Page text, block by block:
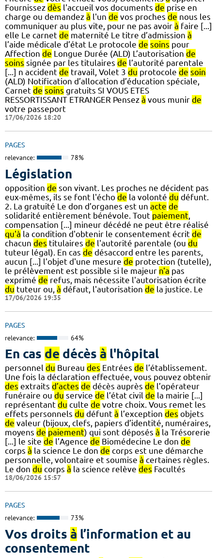
Fournissez dès l'accueil vos documents de prise en
charge ou demandez à l'un de vos proches de nous les
communiquer au plus vite, pour ne pas avoir à faire [...]
elle Le carnet de maternité Le titre d’admission à
l’aide médicale d’état Le protocole de soins pour
Affection de Longue Durée (ALD) L’autorisation de
soins signée par les titulaires de l’autorité parentale
[...] n accident de travail, Volet 3 du protocole de soin
(ALD) Notification d’allocation d’éducation spéciale,
Carnet de soins gratuits SI VOUS ETES
RESSORTISSANT ETRANGER Pensez à vous munir de
votre passeport
17/06/2026 18:20
PAGES
relevance: 78%
Législation
opposition de son vivant. Les proches ne décident pas
eux-mêmes, ils se font l'écho de la volonté du défunt.
2. La gratuité Le don d’organes est un acte de
solidarité entièrement bénévole. Tout paiement,
compensation [...] mineur décédé ne peut être réalisé
qu'à la condition d'obtenir le consentement écrit de
chacun des titulaires de l'autorité parentale (ou du
tuteur légal). En cas de désaccord entre les parents,
aucun [...] l'objet d'une mesure de protection (tutelle),
le prélèvement est possible si le majeur n'a pas
exprimé de refus, mais nécessite l'autorisation écrite
du tuteur ou, à défaut, l'autorisation de la justice. Le
17/06/2026 19:35
PAGES
relevance: 64%
En cas de décès à l'hôpital
personnel du Bureau des Entrées de l’établissement.
Une fois la déclaration effectuée, vous pouvez obtenir
des extraits d’actes de décès auprès de l’opérateur
funéraire ou du service de l’état civil de la mairie [...]
représentant du culte de votre choix. Vous remet les
effets personnels du défunt à l’exception des objets
de valeur (bijoux, clefs, papiers d’identité, numéraires,
moyens de paiement) qui sont déposés à la Trésorerie
[...] le site de l’Agence de Biomédecine Le don de
corps à la science Le don de corps est une démarche
personnelle, volontaire et soumise à certaines règles.
Le don du corps à la science relève des Facultés
18/06/2026 15:57
PAGES
relevance: 73%
Vos droits à l’information et au
consentement